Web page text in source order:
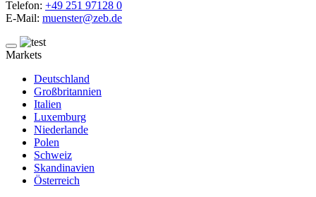
Telefon: +49 251 97128 0
E-Mail: muenster@zeb.de
Markets
Deutschland
Großbritannien
Italien
Luxemburg
Niederlande
Polen
Schweiz
Skandinavien
Österreich